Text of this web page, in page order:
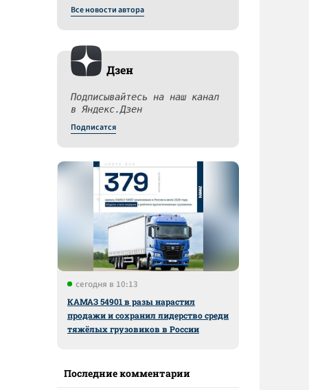
Все новости автора
Дзен
Подписывайтесь на наш канал
в Яндекс.Дзен
Подписатся
сегодня в 10:13
КАМАЗ 54901 в разы нарастил
продажи и сохранил лидерство среди
тяжёлых грузовиков в России
Последние комментарии